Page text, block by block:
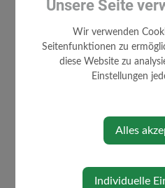
um telefonische
Telefon: +43(0)7487 2310
Gresten:
Unsere Seite
Wir verwenden
Seitenfunktionen zu
diese Website zu
Einstellungen
Alles
Individuelle